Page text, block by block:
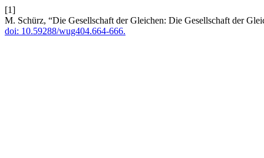
[1]
M. Schürz, “Die Gesellschaft der Gleichen: Die Gesellschaft der
doi: 10.59288/wug404.664-666.